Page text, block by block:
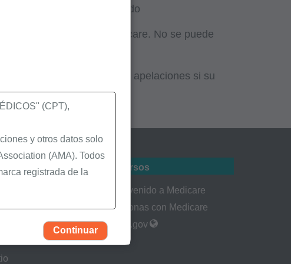
se prestó según lo facturado
por el programa Medicare. No se puede
identificadas.
valiosas presentando apelaciones si su
y formularios
Recursos
Bienvenido a Medicare
Personas con Medicare
CMS.gov
(CPT),
y otros datos solo
(AMA). Todos
registrada de la
Continuar